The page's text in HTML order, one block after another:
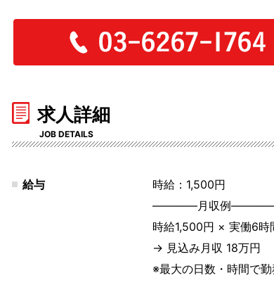
求人詳細
JOB DETAILS
給与
時給：1,500円
――――月収例
時給1,500円 × 実働6
→ 見込み月収 18万円
※最大の日数・時間で